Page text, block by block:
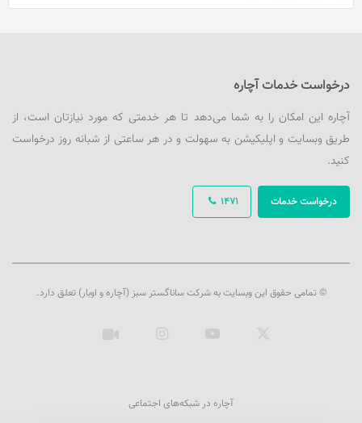
درخواست خدمات آچاره
آچاره این امکان را به شما می‌دهد تا هر خدمتی که مورد نیازتان است، از
طریق وبسایت و اپلیکیشن به سهولت و در هر ساعتی از شبانه روز درخواست
کنید.
1471 درخواست خدمات
© تمامی حقوق این وبسایت به شرکت ساناگستر سبز (آچاره و اوبار) تعلق دارد.
یوتیوب اینستاگرام
آچاره در شبکه‌های اجتماعی